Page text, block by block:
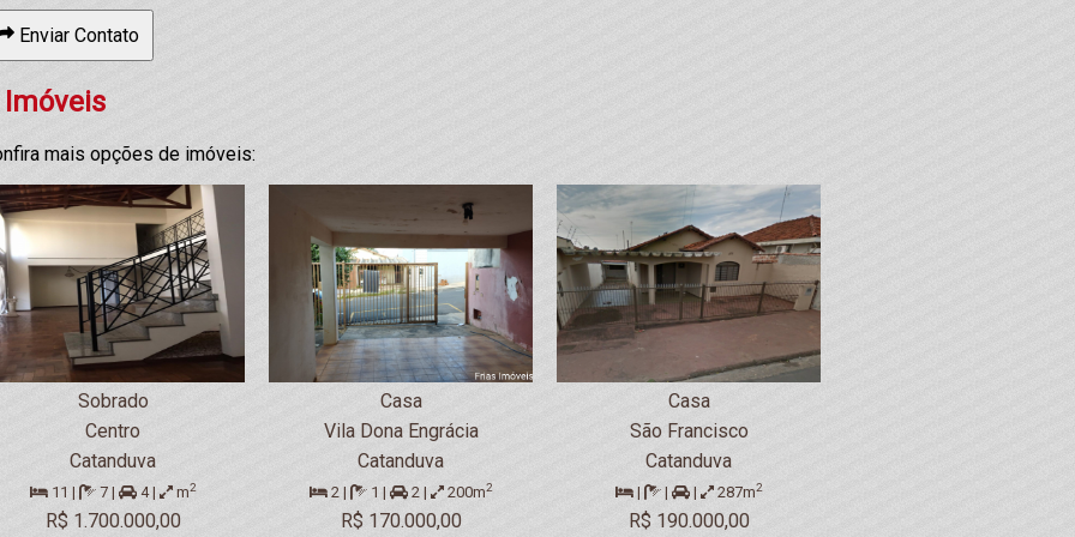
Enviar Contato
mais opções de imóveis:
Sobrado
Centro
Catanduva
11 | 7 | 4 | m2
R$ 1.700.000,00
Casa
Vila Dona Engrácia
Catanduva
2 | 1 | 2 | 200m2
R$ 170.000,00
Casa
São Francisco
Catanduva
| | | 287m2
R$ 190.000,00